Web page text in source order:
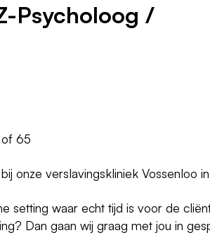
Psycholoog /
65
onze verslavingskliniek Vossenloo
setting waar echt tijd is voor de
Dan gaan wij graag met jou in